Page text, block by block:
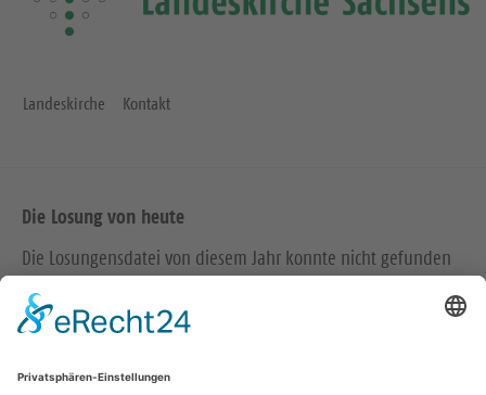
Landeskirche Kontakt
Die Losung von heute
Die Losungensdatei von diesem Jahr konnte nicht gefunden
werden. Wie das Problem gelöst werden kann, können Sie
hiernachlesen.